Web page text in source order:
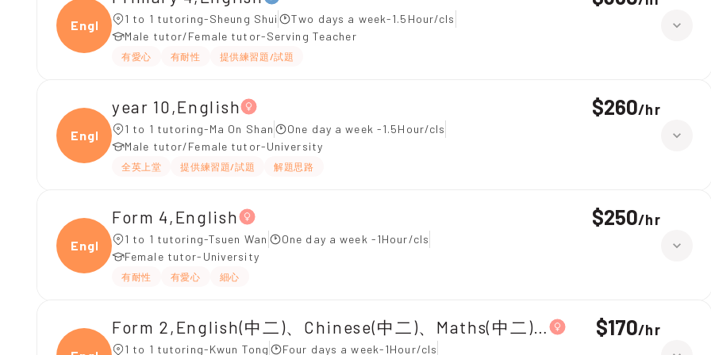
Engli 1 to 1 tutoring-Sheung Shui
Two days a week-1.5Hour/cls
Male tutor/Female tutor-Serving Teacher
有愛心 有耐性 提供練習題/試題
Engli
year 10,English
1 to 1 tutoring-Ma On Shan
One day a week -1.5Hour/cls
Male tutor/Female tutor-University
全英上堂 提供練習題/試題 解題思路
$260/hr
Engli
Form 4,English
1 to 1 tutoring-Tsuen Wan
One day a week -1Hour/cls
Female tutor-University
有耐性 有愛心 細心
$250/hr
Form 2,English(中二)、Chinese(中二)、Maths(中二)|Primary 5,Chinese(
1 to 1 tutoring-Kwun Tong Four days a week-1Hour/cls
$170/hr